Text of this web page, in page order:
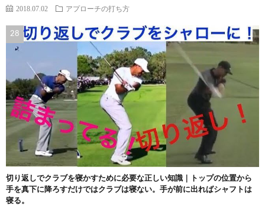
2018.07.02 アプローチの打ち方
切り返しでクラブを寝かすために必要な正しい知識｜トップの位置から
手を真下に降ろすだけではクラブは寝ない。手が前に出ればシャフトは
寝る。